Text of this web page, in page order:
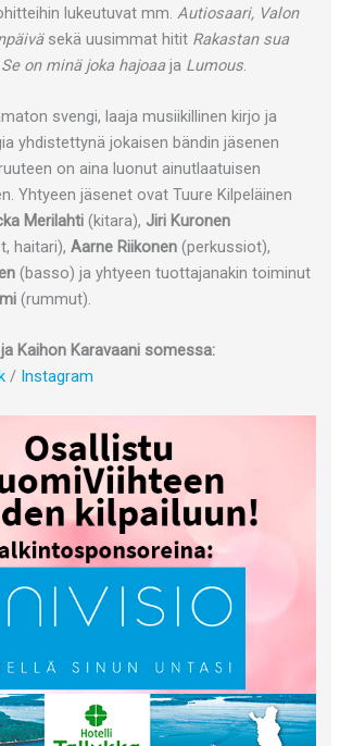
lukeutuvat mm.Autiosaari, Valon
sekä uusimmat hitit Rakastan sua
on minä joka hajoaa ja Lumous.
svengi, laaja musiikillinen kirjo ja
yhdistettynä jokaisen bändin jäsenen
on aina luonut ainutlaatuisen
Yhtyeen jäsenet ovat Tuure Kilpeläinen
Merilahti (kitara), Jiri Kuronen
haitari),Aarne Riikonen (perkussiot),
(basso) ja yhtyeen tuottajanakin toiminut
(rummut).
Kaihon Karavaani somessa:
/ Instagram